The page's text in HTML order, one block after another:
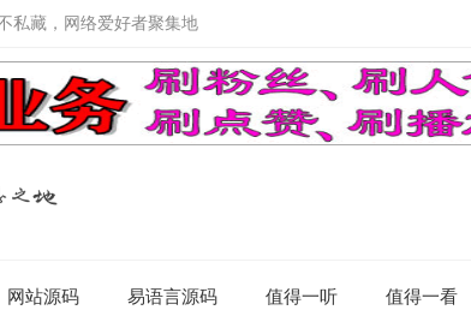
私藏，网络爱好者聚集地
网站源码 易语言源码 值得一听 值得一看